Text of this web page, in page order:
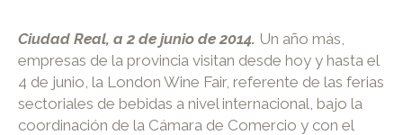
Ciudad Real, a 2 de junio de 2014. Un año más,
empresas de la provincia visitan desde hoy y hasta el
4 de junio, la London Wine Fair, referente de las ferias
sectoriales de bebidas a nivel internacional, bajo la
coordinación de la Cámara de Comercio y con el